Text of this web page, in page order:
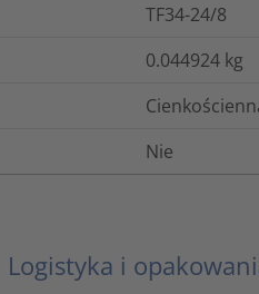
TF34-24/8
0.044924 kg
Nie
Logistyka i